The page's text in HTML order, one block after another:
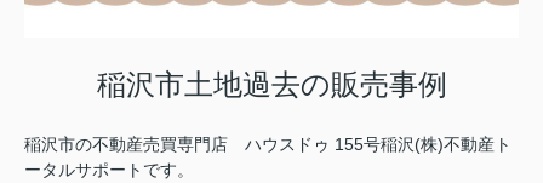
稲沢市土地過去の販売事例
稲沢市の不動産売買専門店 ハウスドゥ 155号稲沢(株)不動産ト
ータルサポートです。